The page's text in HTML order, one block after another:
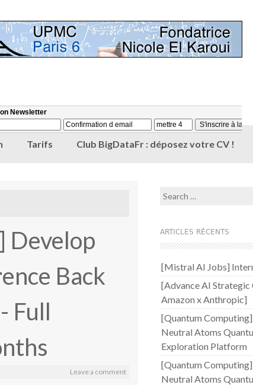
Tarifs Club BigDataFr : déposez votre CV !
Develop
Back
Full
Leave a comment
Search for:
ARTICLES RÉCENTS
[Mistral AI Jobs]
[Advance AI
Amazon x Anthropic]
[Quantum
Neutral Atoms
Exploration Platform
[Quantum
Neutral Atoms